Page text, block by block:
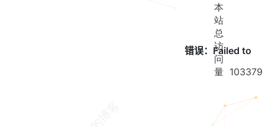
本
站
总
访
问
量 103379